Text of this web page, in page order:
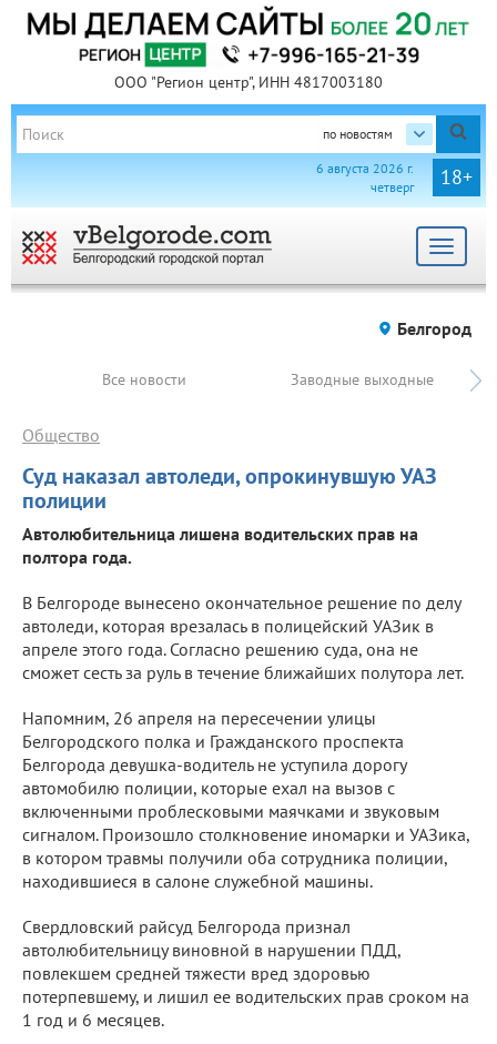
ООО "Регион центр", ИНН 4817003180
по новостям
18+
6 августа 2026 г.
четверг
Toggle
Белгород
Все новости Заводные выходные
Суд наказал автоледи, опрокинувшую УАЗ
полиции
Общество
Автолюбительница лишена водительских прав на
полтора года.
В Белгороде вынесено окончательное решение по делу
автоледи, которая врезалась в полицейский УАЗик в
апреле этого года. Согласно решению суда, она не
сможет сесть за руль в течение ближайших полутора лет.
Напомним, 26 апреля на пересечении улицы
Белгородского полка и Гражданского проспекта
Белгорода девушка-водитель не уступила дорогу
автомобилю полиции, которые ехал на вызов с
включенными проблесковыми маячками и звуковым
сигналом. Произошло столкновение иномарки и УАЗика,
в котором травмы получили оба сотрудника полиции,
находившиеся в салоне служебной машины.
Свердловский райсуд Белгорода признал
автолюбительницу виновной в нарушении ПДД,
повлекшем средней тяжести вред здоровью
потерпевшему, и лишил ее водительских прав сроком на
1 год и 6 месяцев.